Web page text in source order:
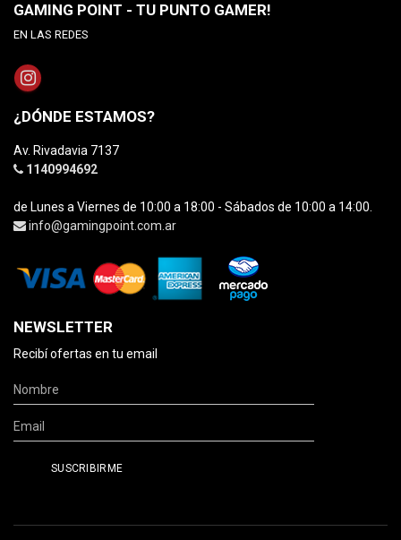
GAMING POINT - TU PUNTO GAMER!
EN LAS REDES
¿DÓNDE ESTAMOS?
Av. Rivadavia 7137
1140994692
de Lunes a Viernes de 10:00 a 18:00 - Sábados de 10:00 a 14:00.
info@gamingpoint.com.ar
NEWSLETTER
Recibí ofertas en tu email